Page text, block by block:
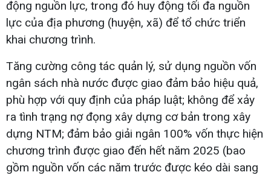
động nguồn lực, trong đó huy động tối đa nguồn
lực của địa phương (huyện, xã) để tổ chức triển
khai chương trình.
Tăng cường công tác quản lý, sử dụng nguồn vốn
ngân sách nhà nước được giao đảm bảo hiệu quả,
phù hợp với quy định của pháp luật; không để xảy
ra tình trạng nợ đọng xây dựng cơ bản trong xây
dựng NTM; đảm bảo giải ngân 100% vốn thực hiện
chương trình được giao đến hết năm 2025 (bao
gồm nguồn vốn các năm trước được kéo dài sang